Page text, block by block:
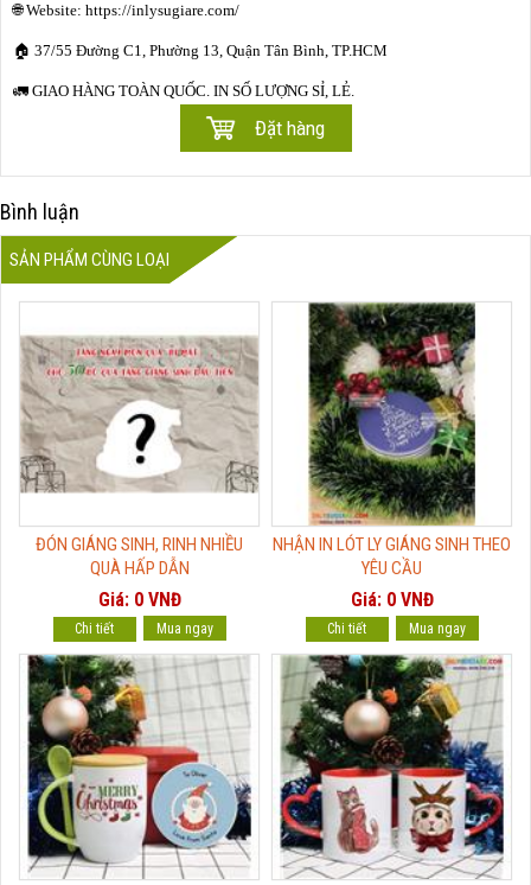
🌐Website: https://inlysugiare.com/
🏠 37/55 Đường C1, Phường 13, Quận Tân Bình, TP.HCM
🚛 GIAO HÀNG TOÀN QUỐC. IN SỐ LƯỢNG SỈ, LẺ.
Bình luận
SẢN PHẨM CÙNG LOẠI
ĐÓN GIÁNG SINH, RINH NHIỀU
QUÀ HẤP DẪN
Giá: 0 VNĐ
Chi tiết
NHẬN IN LÓT LY GIÁNG SINH THEO
YÊU CẦU
Giá: 0 VNĐ
Chi tiết